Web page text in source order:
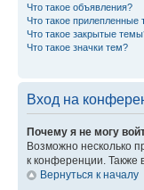
Что такое объявления?
Что такое прилепленные
Что такое закрытые
Что такое значки тем?
Вход на
Почему я не могу
Возможно несколько
к конференции. Также
Вернуться к началу